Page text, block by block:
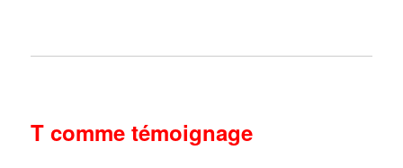
T comme témoignage